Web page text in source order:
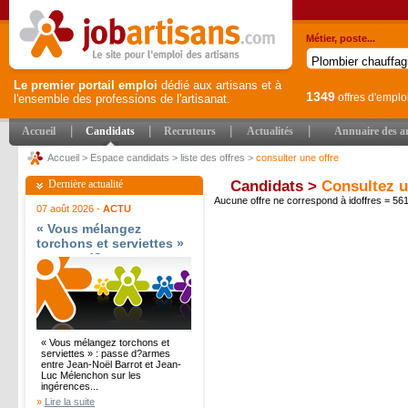
Le premier portail emploi dédié aux artisans et à
l'ensemble des professions de l'artisanat.
Métier, poste...
1349 offres
Accueil Candidats Recruteurs Actualités Annuaire des
Accueil > Espace candidats > liste des offres > consulter une offre
Dernière actualité
07 août 2026 - ACTU
« Vous mélangez
torchons et serviettes »
: passe d?armes entre
Jean-Noël Barrot et
Jean-Luc Mélenchon sur
les ingérences
étrangères - Le Parisien
« Vous mélangez torchons et
serviettes » : passe d?armes
entre Jean-Noël Barrot et Jean-
Luc Mélenchon sur les
ingérences...
» Lire la suite
Candidats > Consultez
Aucune offre ne correspond à idoffres =